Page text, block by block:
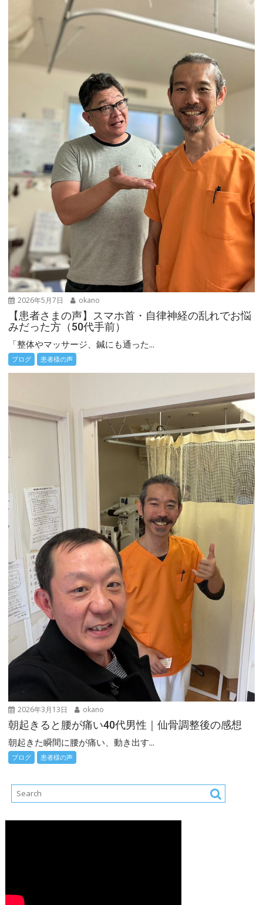
2026年5月7日 okano
【患者さまの声】スマホ首・自律神経の乱れでお悩
みだった方（50代手前）
「整体やマッサージ、鍼にも通った...
ブログ 患者様の声
2026年3月13日 okano
朝起きると腰が痛い40代男性｜仙骨調整後の感想
朝起きた瞬間に腰が痛い、動き出す...
ブログ 患者様の声